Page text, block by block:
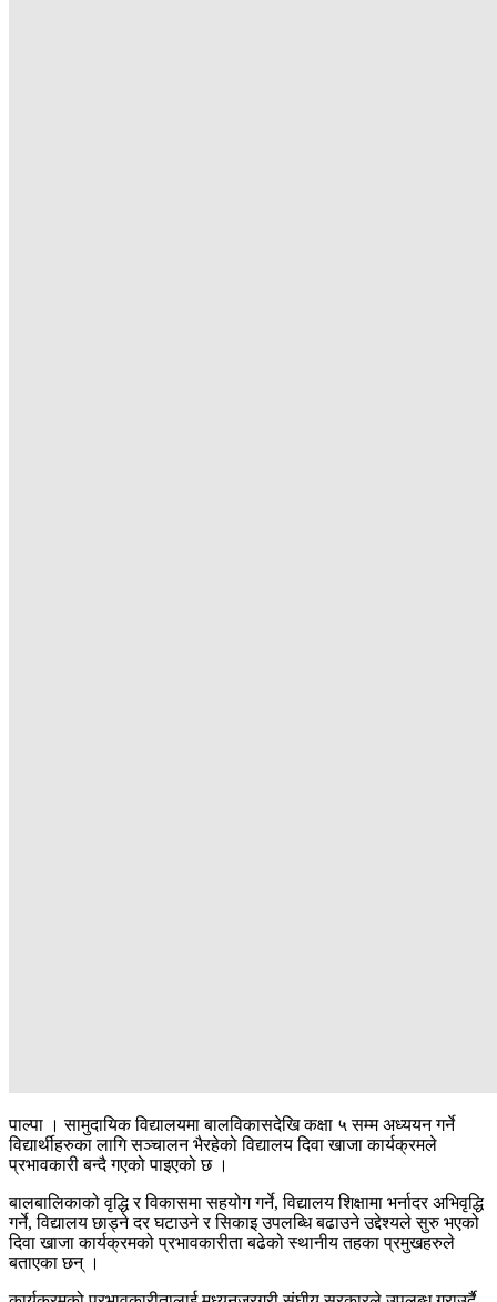
पाल्पा । सामुदायिक विद्यालयमा बालविकासदेखि कक्षा ५ सम्म अध्ययन गर्ने
विद्यार्थीहरुका लागि सञ्चालन भैरहेको विद्यालय दिवा खाजा कार्यक्रमले
प्रभावकारी बन्दै गएको पाइएको छ ।
बालबालिकाको वृद्धि र विकासमा सहयोग गर्ने, विद्यालय शिक्षामा भर्नादर अभिवृद्धि
गर्ने, विद्यालय छाड्ने दर घटाउने र सिकाइ उपलब्धि बढाउने उद्देश्यले सुरु भएको
दिवा खाजा कार्यक्रमको प्रभावकारीता बढेको स्थानीय तहका प्रमुखहरुले
बताएका छन् ।